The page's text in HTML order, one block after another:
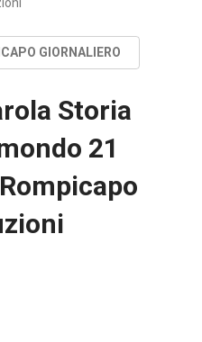
GIORNALIERO
Storia
21